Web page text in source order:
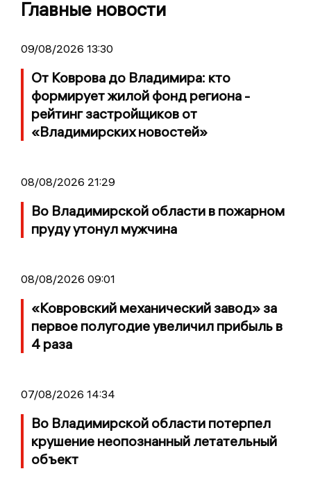
Главные новости
09/08/2026 13:30
От Коврова до Владимира: кто
формирует жилой фонд региона -
рейтинг застройщиков от
«Владимирских новостей»
08/08/2026 21:29
Во Владимирской области в пожарном
пруду утонул мужчина
08/08/2026 09:01
«Ковровский механический завод» за
первое полугодие увеличил прибыль в
4 раза
07/08/2026 14:34
Во Владимирской области потерпел
крушение неопознанный летательный
объект